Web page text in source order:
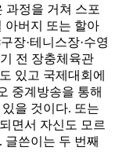
과정을 거쳐 스포
아버지 또는 할아
장·테니스장·수영
전 장충체육관
있고 국제대회에
중계방송을 통해
을 것이다. 또는
면서 자신도 모르
쓴이는 두 번째